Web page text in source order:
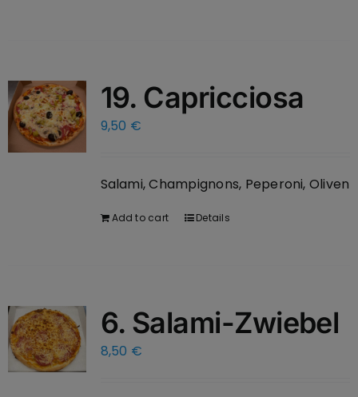
19. Capricciosa
9,50 €
Salami, Champignons, Peperoni, Oliven
Add to cart Details
6. Salami-Zwiebel
8,50 €